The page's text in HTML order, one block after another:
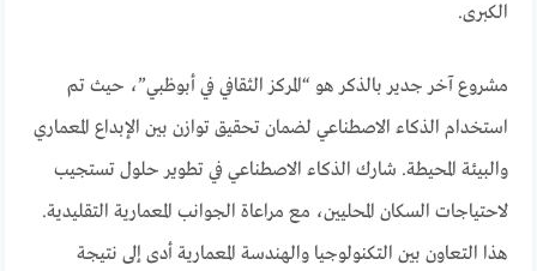
الكبرى.
مشروع آخر جدير بالذكر هو “المركز الثقافي في أبوظبي”، حيث تم
استخدام الذكاء الاصطناعي لضمان تحقيق توازن بين الإبداع المعماري
والبيئة المحيطة. شارك الذكاء الاصطناعي في تطوير حلول تستجيب
لاحتياجات السكان المحليين، مع مراعاة الجوانب المعمارية التقليدية.
هذا التعاون بين التكنولوجيا والهندسة المعمارية أدى إلى نتيجة